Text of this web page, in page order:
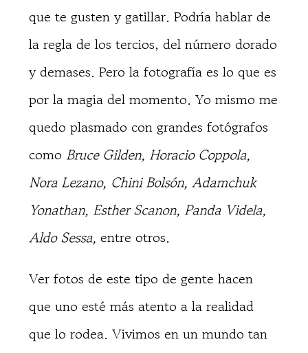
que te gusten y gatillar. Podría hablar de
la regla de los tercios, del número dorado
y demases. Pero la fotografía es lo que es
por la magia del momento. Yo mismo me
quedo plasmado con grandes fotógrafos
como Bruce Gilden, Horacio Coppola,
Nora Lezano, Chini Bolsón, Adamchuk
Yonathan, Esther Scanon, Panda Videla,
Aldo Sessa, entre otros.
Ver fotos de este tipo de gente hacen
que uno esté más atento a la realidad
que lo rodea. Vivimos en un mundo tan